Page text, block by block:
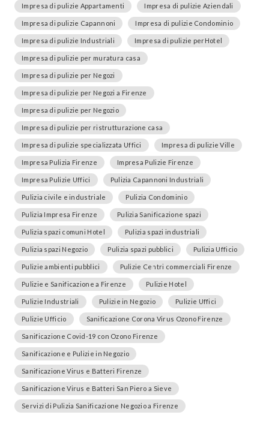
Impresa di pulizie Appartamenti Impresa di pulizie Aziendali
Impresa di pulizie Capannoni Impresa di pulizie Condominio
Impresa di pulizie Industriali Impresa di pulizie perHotel
Impresa di pulizie per muratura casa
Impresa di pulizie per Negozi
Impresa di pulizie per Negozi a Firenze
Impresa di pulizie per Negozio
Impresa di pulizie per ristrutturazione casa
Impresa di pulizie specializzata Uffici Impresa di pulizie Ville
Impresa Pulizia Firenze Impresa Pulizie Firenze
Impresa Pulizie Uffici Pulizia Capannoni Industriali
Pulizia civile e industriale Pulizia Condominio
Pulizia Impresa Firenze Pulizia Sanificazione spazi
Pulizia spazi comuni Hotel Pulizia spazi industriali
Pulizia spazi Negozio Pulizia spazi pubblici Pulizia Ufficio
Pulizie ambienti pubblici Pulizie Centri commerciali Firenze
Pulizie e Sanificazione a Firenze Pulizie Hotel
Pulizie Industriali Pulizie in Negozio Pulizie Uffici
Pulizie Ufficio Sanificazione Corona Virus Ozono Firenze
Sanificazione Covid-19 con Ozono Firenze
Sanificazione e Pulizie in Negozio
Sanificazione Virus e Batteri Firenze
Sanificazione Virus e Batteri San Piero a Sieve
Servizi di Pulizia Sanificazione Negozio a Firenze